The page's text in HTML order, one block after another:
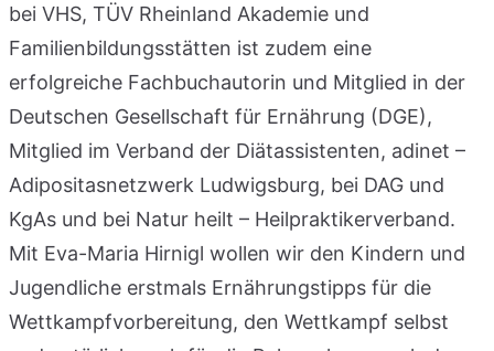
bei VHS, TÜV Rheinland Akademie und
Familienbildungsstätten ist zudem eine
erfolgreiche Fachbuchautorin und Mitglied in der
Deutschen Gesellschaft für Ernährung (DGE),
Mitglied im Verband der Diätassistenten, adinet –
Adipositasnetzwerk Ludwigsburg, bei DAG und
KgAs und bei Natur heilt – Heilpraktikerverband.
Mit Eva-Maria Hirnigl wollen wir den Kindern und
Jugendliche erstmals Ernährungstipps für die
Wettkampfvorbereitung, den Wettkampf selbst